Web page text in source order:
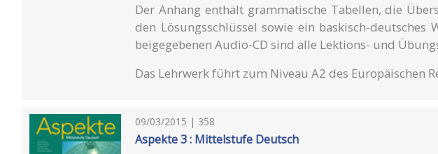
Der Anhang enthält grammatische Tabellen, die
den Lösungsschlüssel sowie ein baskisch-deutsches
beigegebenen Audio-CD sind alle Lektions- und
Das Lehrwerk führt zum Niveau A2 des Europäischen
09/03/2015 | 358
Aspekte 3 : Mittelstufe Deutsch